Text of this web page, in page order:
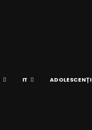
IT ADOLESCENȚI